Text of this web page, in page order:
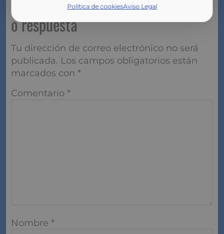
Política de cookiesAviso Legal
Deja aquí tu comentario pregunta
o respuesta
Tu dirección de correo electrónico no será
publicada. Los campos obligatorios están
marcados con *
Comentario *
Nombre *